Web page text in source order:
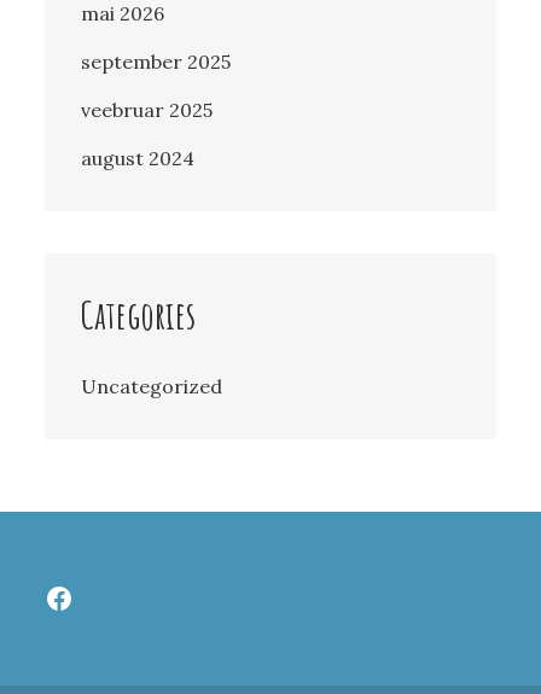
mai 2026
september 2025
veebruar 2025
august 2024
Categories
Uncategorized